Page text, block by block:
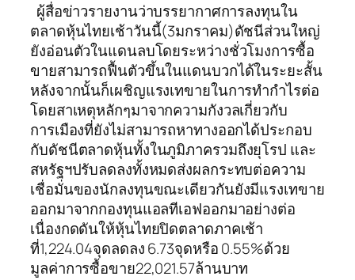
ผู้สื่อข่าวรายงานว่าบรรยากาศการลงทุนใน
ตลาดหุ้นไทยเช้าวันนี้(3มกราคม)ดัชนีส่วนใหญ่
ยังอ่อนตัวในแดนลบโดยระหว่างชั่วโมงการซื้อ
ขายสามารถฟื้นตัวขึ้นในแดนบวกได้ในระยะสั้น
หลังจากนั้นก็เผชิญแรงเทขายในการทำกำไรต่อ
โดยสาเหตุหลักๆมาจากความกังวลเกี่ยวกับ
การเมืองที่ยังไม่สามารถหาทางออกได้ประกอบ
กับดัชนีตลาดหุ้นทั้งในภูมิภาครวมถึงยุโรป และ
สหรัฐฯปรับลดลงทั้งหมดส่งผลกระทบต่อความ
เชื่อมั่นของนักลงทุนขณะเดียวกันยังมีแรงเทขาย
ออกมาจากกองทุนแอลทีเอฟออกมาอย่างต่อ
เนื่องกดดันให้หุ้นไทยปิดตลาดภาคเช้า
ที่1,224.04จุดลดลง 6.73จุดหรือ 0.55%ด้วย
มูลค่าการซื้อขาย22,021.57ล้านบาท